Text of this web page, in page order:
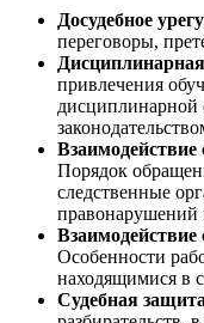
Досудебное
переговоры,
привлечения
дисциплинарной
Порядок
следственные
правонарушений
Взаимодействие
Особенности
находящимися в
Судебная защита